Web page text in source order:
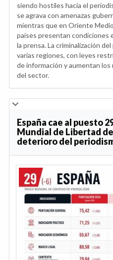
siendo hostiles hacia el
se agrava con amenazas
mientras que en Oriente
países presentan condiciones
la prensa. La criminalización
varias regiones, con leyes
de información y aumentan
del sector.
España cae al puesto
Mundial de Libertad
deterioro del